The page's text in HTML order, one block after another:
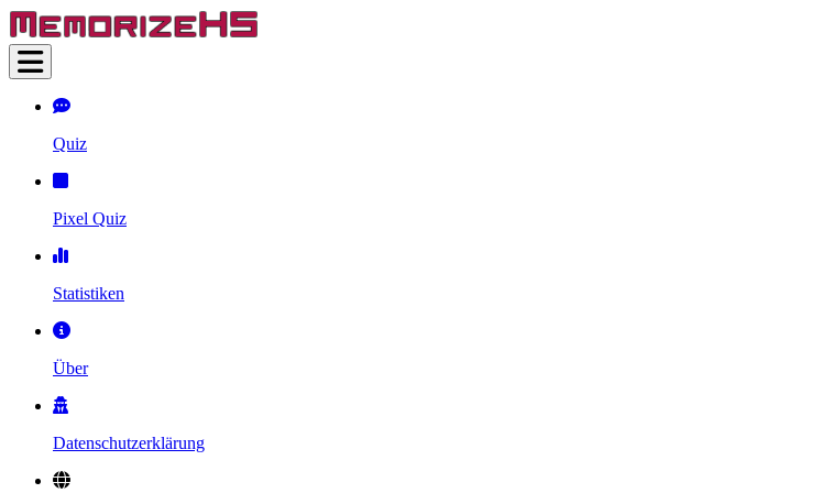
Quiz
Pixel Quiz
Statistiken
Über
Datenschutzerklärung